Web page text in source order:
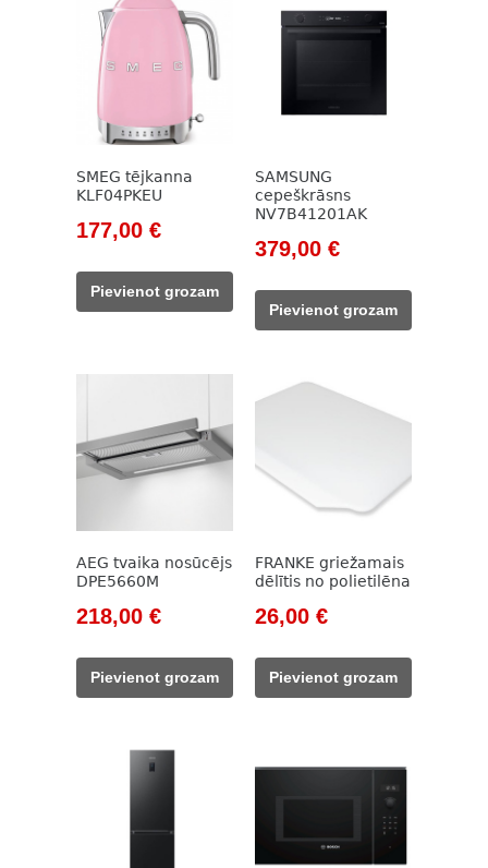
SMEG tējkanna
KLF04PKEU
Original
was:
203,00 €.
177,00 €Current
177,00 €.
Pievienot grozam
SAMSUNG
cepeškrāsns
NV7B41201AK
Original
was:
437,00 €.
379,00 €Current
379,00 €.
Pievienot grozam
AEG tvaika nosūcējs
DPE5660M
Original
was:
314,00 €.
218,00 €Current
218,00 €.
Pievienot grozam
FRANKE griežamais
dēlītis no polietilēna
Original
was:
35,00 €.
26,00 €Current
Pievienot grozam